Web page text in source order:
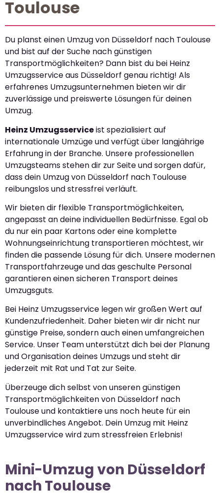
Toulouse
Du planst einen Umzug von Düsseldorf nach Toulouse
und bist auf der Suche nach günstigen
Transportmöglichkeiten? Dann bist du bei Heinz
Umzugsservice aus Düsseldorf genau richtig! Als
erfahrenes Umzugsunternehmen bieten wir dir
zuverlässige und preiswerte Lösungen für deinen
Umzug.
Heinz Umzugsserviceist spezialisiert auf
internationale Umzüge und verfügt über langjährige
Erfahrung in der Branche. Unsere professionellen
Umzugsteams stehen dir zur Seite und sorgen dafür,
dass dein Umzug von Düsseldorf nach Toulouse
reibungslos und stressfrei verläuft.
Wir bieten dir flexible Transportmöglichkeiten,
angepasst an deine individuellen Bedürfnisse. Egal ob
du nur ein paar Kartons oder eine komplette
Wohnungseinrichtung transportieren möchtest, wir
finden die passende Lösung für dich. Unsere modernen
Transportfahrzeuge und das geschulte Personal
garantieren einen sicheren Transport deines
Umzugsguts.
Bei Heinz Umzugsservice legen wir großen Wert auf
Kundenzufriedenheit. Daher bieten wir dir nicht nur
günstige Preise, sondern auch einen umfangreichen
Service. Unser Team unterstützt dich bei der Planung
und Organisation deines Umzugs und steht dir
jederzeit mit Rat und Tat zur Seite.
Überzeuge dich selbst von unseren günstigen
Transportmöglichkeiten von Düsseldorf nach
Toulouse und kontaktiere uns noch heute für ein
unverbindliches Angebot. Dein Umzug mit Heinz
Umzugsservice wird zum stressfreien Erlebnis!
Mini-Umzug von Düsseldorf
nach Toulouse